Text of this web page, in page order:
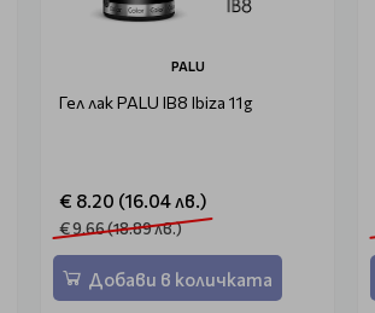
PALU
Гел лак PALU IB8 Ibiza 11g
€ 8.20 (16.04 лв.)
€ 9.66 (18.89 лв.)
Добави в количката